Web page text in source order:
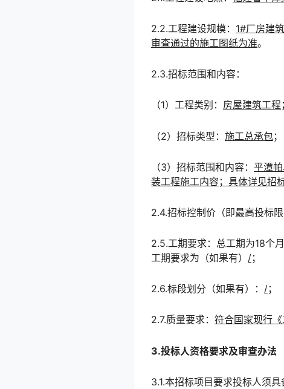
2.2.工程建设规模： 1#厂房建
审查通过的施工图纸为准。
2.3.招标范围和内容：
（1）工程类别： 房屋建筑工程 ；
（2）招标类型： 施工总承包；
（3）招标范围和内容： 平潭
装工程施工内容；具体详见招
2.4.招标控制价（即最高投标限
2.5.工期要求：总工期为18个
工期要求为（如果有） /；
2.6.标段划分（如果有）： /；
2.7.质量要求： 符合国家现行
3.投标人资格要求及审查办法
3.1.本招标项目要求投标人须